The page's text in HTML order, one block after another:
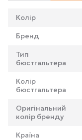
Колір
Бренд
Тип
бюстгальтера
Колір
бюстгальтера
Оригінальний
колір бренду
Країна